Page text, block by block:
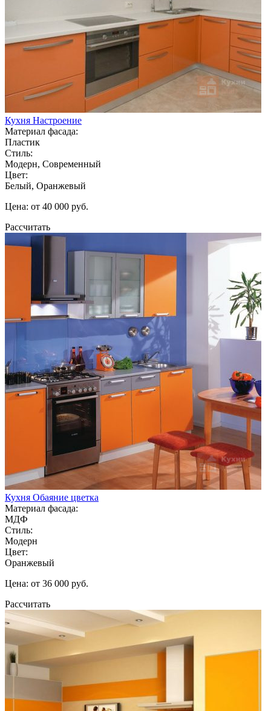
Кухня Настроение
Материал фасада:
Пластик
Стиль:
Модерн, Современный
Цвет:
Белый, Оранжевый
Цена: от 40 000 руб.
Рассчитать
Кухня Обаяние цветка
Материал фасада:
МДФ
Стиль:
Модерн
Цвет:
Оранжевый
Цена: от 36 000 руб.
Рассчитать